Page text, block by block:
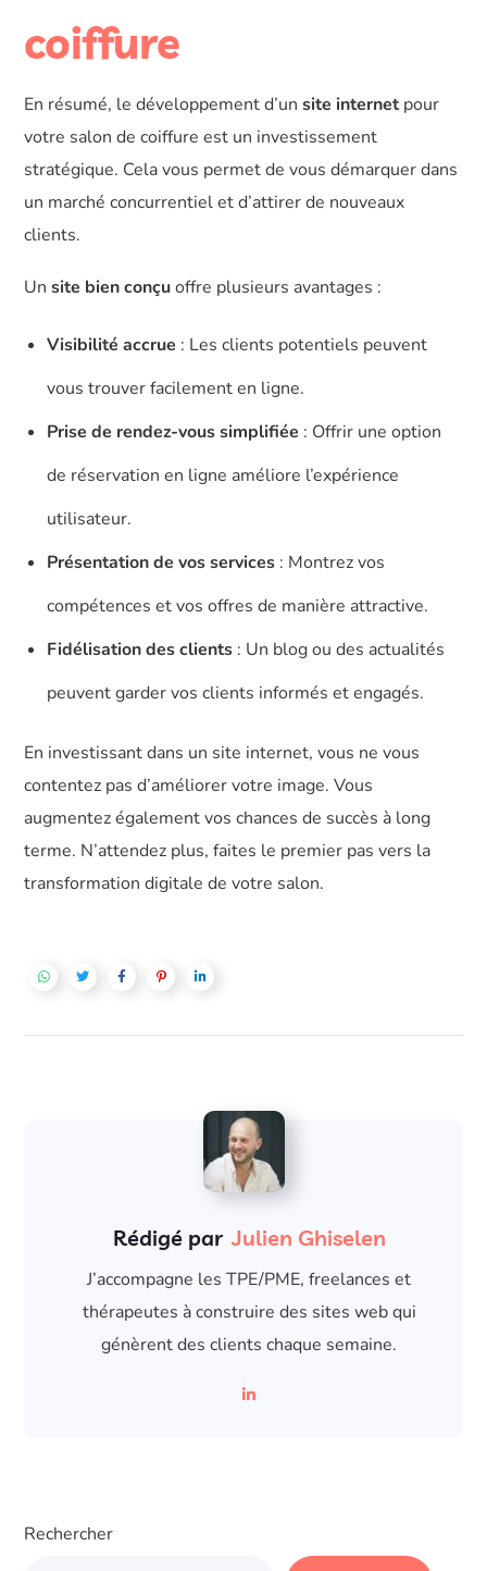
coiffure
En résumé, le développement d’unsite internetpour
votre salon de coiffure est un investissement
stratégique. Cela vous permet de vous démarquer dans
un marché concurrentiel et d’attirer de nouveaux
clients.
Unsite bien conçuoffre plusieurs avantages :
Visibilité accrue : Les clients potentiels peuvent
vous trouver facilement en ligne.
Prise de rendez-vous simplifiée : Offrir une option
de réservation en ligne améliore l’expérience
utilisateur.
Présentation de vos services : Montrez vos
compétences et vos offres de manière attractive.
Fidélisation des clients : Un blog ou des actualités
peuvent garder vos clients informés et engagés.
En investissant dans un site internet, vous ne vous
contentez pas d’améliorer votre image. Vous
augmentez également vos chances de succès à long
terme. N’attendez plus, faites le premier pas vers la
transformation digitale de votre salon.
Rédigé par Julien Ghiselen
J’accompagne les TPE/PME, freelances et
thérapeutes à construire des sites web qui
génèrent des clients chaque semaine.
Rechercher